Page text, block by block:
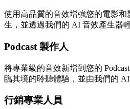
使用高品質的音效增強您的電影
生，並透過我們的 AI 音效產生器
Podcast 製作人
將專業級的音效新增到您的
臨其境的聆聽體驗，並由我們的 AI
行銷專業人員